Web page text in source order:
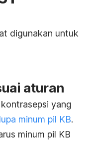
digunakan untuk
aturan
yang
lupa minum pil KB.
minum pil KB